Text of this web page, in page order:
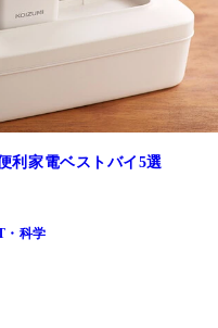
利家電ベストバイ5選
・科学